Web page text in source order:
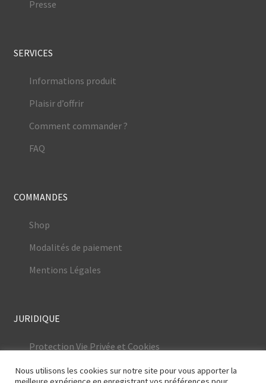
Presse
SERVICES
Informations produit
Plaisir d’offrir
Comment commander ?
FAQ
COMMANDES
Shop
Modalités de paiement
Mentions Légales
JURIDIQUE
Protection Vie Privée et Cookies
Conditions Générales
Nous utilisons les cookies sur notre site pour vous apporter la